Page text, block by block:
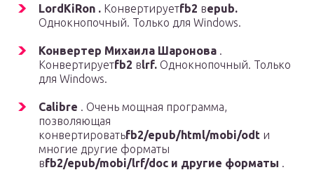
LordKiRon . Конвертируетfb2 вepub.
Однокнопочный. Только для Windows.
Конвертер Михаила Шаронова .
Конвертируетfb2 вlrf. Однокнопочный. Только
для Windows.
Calibre . Очень мощная программа,
позволяющая
конвертироватьfb2/epub/html/mobi/odt и
многие другие форматы
вfb2/epub/mobi/lrf/doc и другие форматы .